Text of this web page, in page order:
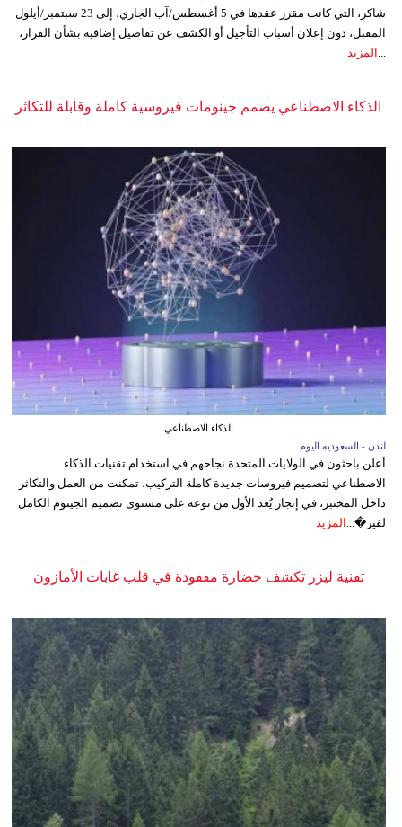
شاكر، التي كانت مقرر عقدها في 5 أغسطس/آب الجاري، إلى 23 سبتمبر/أيلول
المقبل، دون إعلان أسباب التأجيل أو الكشف عن تفاصيل إضافية بشأن القرار،
... المزيد
الذكاء الاصطناعي يصمم جينومات فيروسية كاملة وقابلة للتكاثر
الذكاء الاصطناعي
لندن - السعوديه اليوم
أعلن باحثون في الولايات المتحدة نجاحهم في استخدام تقنيات الذكاء
الاصطناعي لتصميم فيروسات جديدة كاملة التركيب، تمكنت من العمل والتكاثر
داخل المختبر، في إنجاز يُعد الأول من نوعه على مستوى تصميم الجينوم الكامل
لفير�...
المزيد
تقنية ليزر تكشف حضارة مفقودة في قلب غابات الأمازون